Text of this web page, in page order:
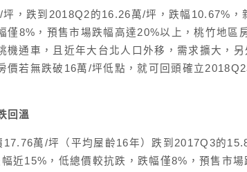
，跌到2018Q2的16.26萬/坪，跌幅10.67%，
僅8%，預售市場跌幅高達20%以上，桃竹地區
機通車，且近年大台北人口外移，需求擴大，另
價若無跌破16萬/坪低點，就可回頭確立
回溫
萬/坪（平均屋齡16年）跌到2017Q3的
近15%，低總價較抗跌，跌幅僅8%，預售市場